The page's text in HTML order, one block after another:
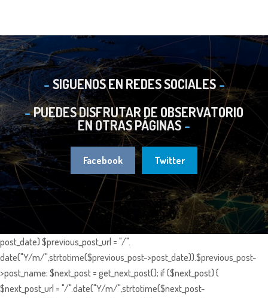
SIGUENOS EN REDES SOCIALES
PUEDES DISFRUTAR DE OBSERVATORIO
EN OTRAS PÁGINAS
Facebook Twitter
post_date) $previous_post_url = "/".
date("Y/m/",strtotime($previous_post->post_date)).$previous_post-
>post_name; $next_post = get_next_post(); if ($next_post) {
$next_post_url = "/".date("Y/m/",strtotime($next_post-